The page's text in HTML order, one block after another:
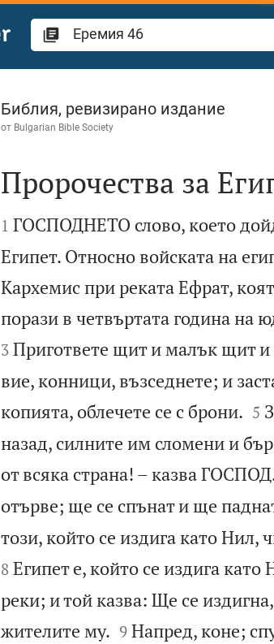
Еремия 46
Библия, ревизирано издание
от Bulgarian Bible Society

Пророчества за

1 ГОСПОДНЕТО слово, което
Египет. Относно войската на
Кархемис при реката Ефрат,
порази в четвъртата година на
3 Пригответе щит и малък щит и
вие, конници, възседнете; и
копията, облечете се с брони.
5
назад, силните им сломени и
от всяка страна! – казва
отърве; ще се спънат и ще
този, който се издига като Нил,
8 Египет е, който се издига
реки; и той казва: Ще се
жителите му.
9 Напред, коне;